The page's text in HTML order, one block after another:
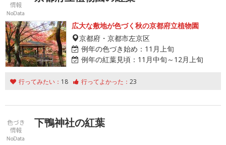
広大な敷地が色づく秋の京都府立植物園
京都府・京都市左京区
例年の色づき始め： 11月上旬
例年の紅葉見頃： 11月中旬～12月上旬
行ってみたい： 18 行ってよかった： 23
下鴨神社の紅葉